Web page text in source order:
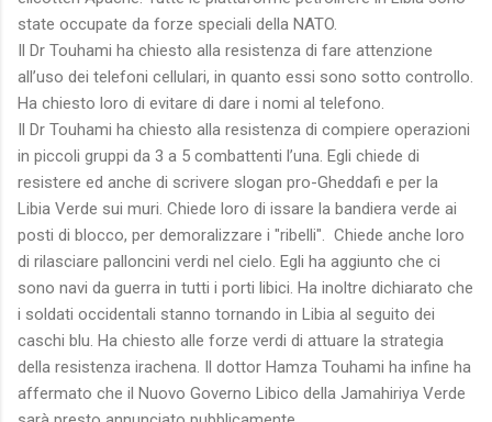
state occupate da forze speciali della NATO.
Il Dr Touhami ha chiesto alla resistenza di fare attenzione
all’uso dei telefoni cellulari, in quanto essi sono sotto controllo.
Ha chiesto loro di evitare di dare i nomi al telefono.
Il Dr Touhami ha chiesto alla resistenza di compiere operazioni
in piccoli gruppi da 3 a 5 combattenti l’una. Egli chiede di
resistere ed anche di scrivere slogan pro-Gheddafi e per la
Libia Verde sui muri. Chiede loro di issare la bandiera verde ai
posti di blocco, per demoralizzare i "ribelli". Chiede anche loro
di rilasciare palloncini verdi nel cielo. Egli ha aggiunto che ci
sono navi da guerra in tutti i porti libici. Ha inoltre dichiarato che
i soldati occidentali stanno tornando in Libia al seguito dei
caschi blu. Ha chiesto alle forze verdi di attuare la strategia
della resistenza irachena. Il dottor Hamza Touhami ha infine ha
affermato che il Nuovo Governo Libico della Jamahiriya Verde